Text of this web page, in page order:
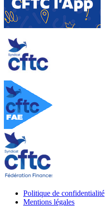
Politique de confidentialité
Mentions légales